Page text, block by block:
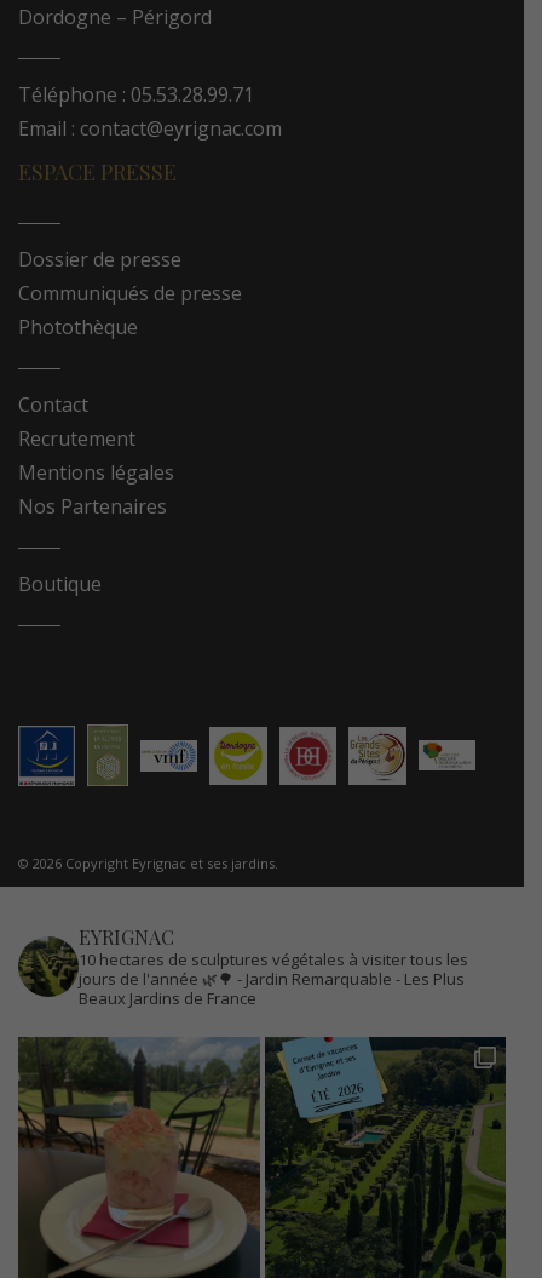
Dordogne – Périgord
Téléphone : 05.53.28.99.71
Email : contact@eyrignac.com
ESPACE PRESSE
Dossier de presse
Communiqués de presse
Photothèque
Contact
Recrutement
Mentions légales
Nos Partenaires
Boutique
© 2026 Copyright Eyrignac et ses jardins.
EYRIGNAC
10 hectares de sculptures végétales à visiter tous les
jours de l'année 🌿🌳 - Jardin Remarquable - Les Plus
Beaux Jardins de France